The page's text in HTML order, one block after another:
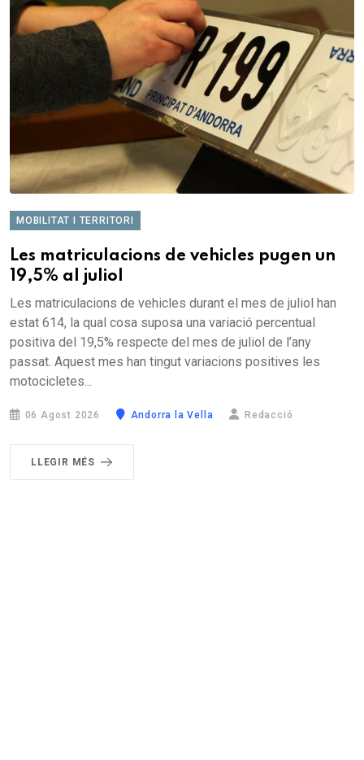
MOBILITAT I TERRITORI
Les matriculacions de vehicles pugen un
19,5% al juliol
Les matriculacions de vehicles durant el mes de juliol han
estat 614, la qual cosa suposa una variació percentual
positiva del 19,5% respecte del mes de juliol de l’any
passat. Aquest mes han tingut variacions positives les
motocicletes...
06 Agost 2026 Andorra la Vella Redacció
LLEGIR MÉS